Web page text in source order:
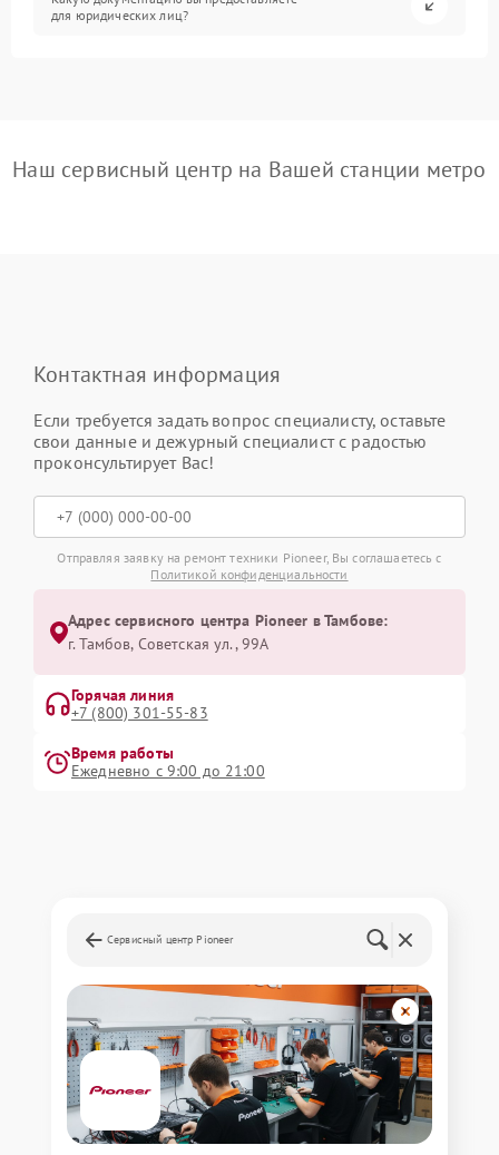
для юридических лиц?
Наш сервисный центр на Вашей станции метро
Контактная информация
Если требуется задать вопрос специалисту, оставьте
свои данные и дежурный специалист с радостью
проконсультирует Вас!
Отправляя заявку на ремонт техники Pioneer, Вы соглашаетесь с
Политикой конфиденциальности
Адрес сервисного центра Pioneer в Тамбове:
г. Тамбов, Советская ул., 99А
Горячая линия
+7 (800) 301-55-83
Время работы
Ежедневно с 9:00 до 21:00
Сервисный центр Pioneer